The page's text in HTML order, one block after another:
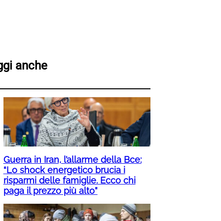
anche
Guerra in Iran, l’allarme della Bce:
“Lo shock energetico brucia i
risparmi delle famiglie. Ecco chi
paga il prezzo più alto”